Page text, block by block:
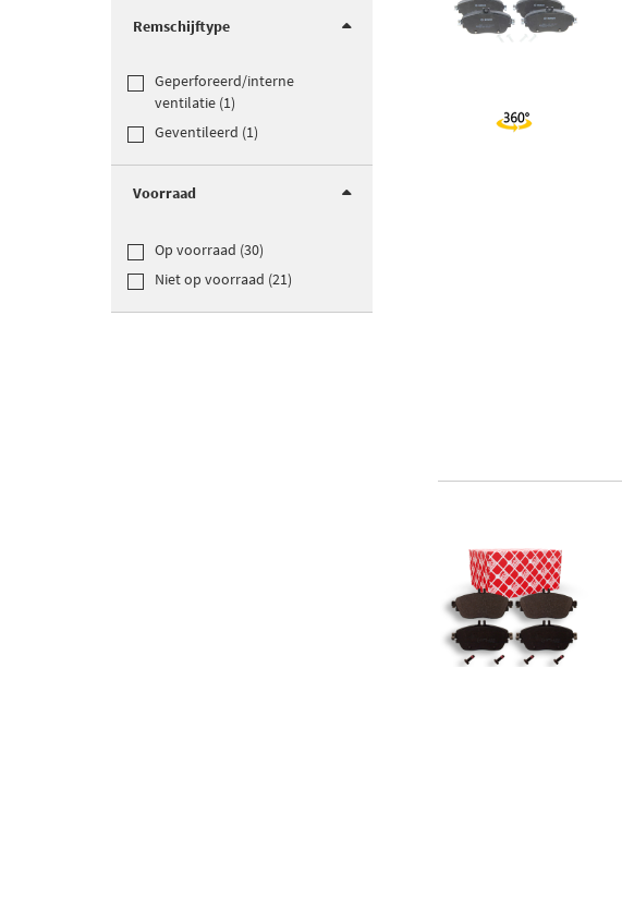
Remschijftype
Geperforeerd/interne
ventilatie (1)
Geventileerd (1)
Voorraad
Op voorraad (30)
Niet op voorraad (21)